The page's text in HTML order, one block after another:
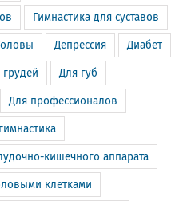
Гимнастика для суставов
Депрессия Диабет
Для губ
Для профессионалов
кишечного аппарата
клетками